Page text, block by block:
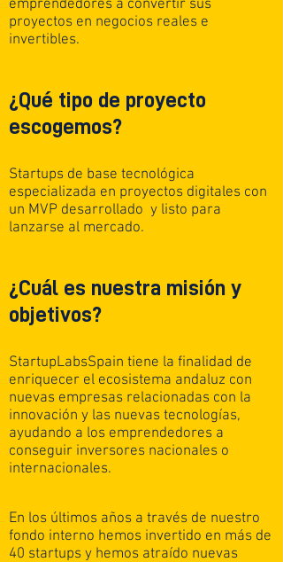
emprendedores a convertir sus
proyectos en negocios reales e
invertibles.
¿Qué tipo de proyecto
escogemos?
Startups de base tecnológica
especializada en proyectos digitales con
un MVP desarrollado y listo para
lanzarse al mercado.
¿Cuál es nuestra misión y
objetivos?
StartupLabsSpain tiene la finalidad de
enriquecer el ecosistema andaluz con
nuevas empresas relacionadas con la
innovación y las nuevas tecnologías,
ayudando a los emprendedores a
conseguir inversores nacionales o
internacionales.
En los últimos años a través de nuestro
fondo interno hemos invertido en más de
40 startups y hemos atraído nuevas